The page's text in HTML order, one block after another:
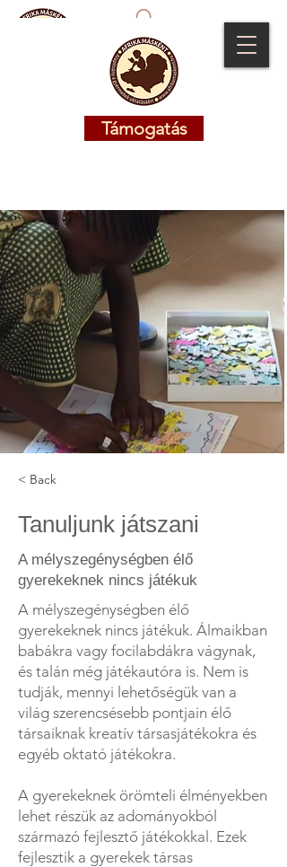
Támogatás
Támogatás
< Back
Tanuljunk játszani
A mélyszegénységben élő
gyerekeknek nincs játékuk
A mélyszegénységben élő
gyerekeknek nincs játékuk. Álmaikban
babákra vagy focilabdákra vágynak,
és talán még játékautóra is. Nem is
tudják, mennyi lehetőségük van a
világ szerencsésebb pontjain élő
társaiknak kreatív társasjátékokra és
egyéb oktató játékokra.
A gyerekeknek örömteli élményekben
lehet részük az adományokból
származó fejlesztő játékokkal. Ezek
fejlesztik a gyerekek társas